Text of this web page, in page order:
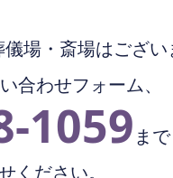
儀場・斎場はござ
合わせフォーム、
1059まで
ください。